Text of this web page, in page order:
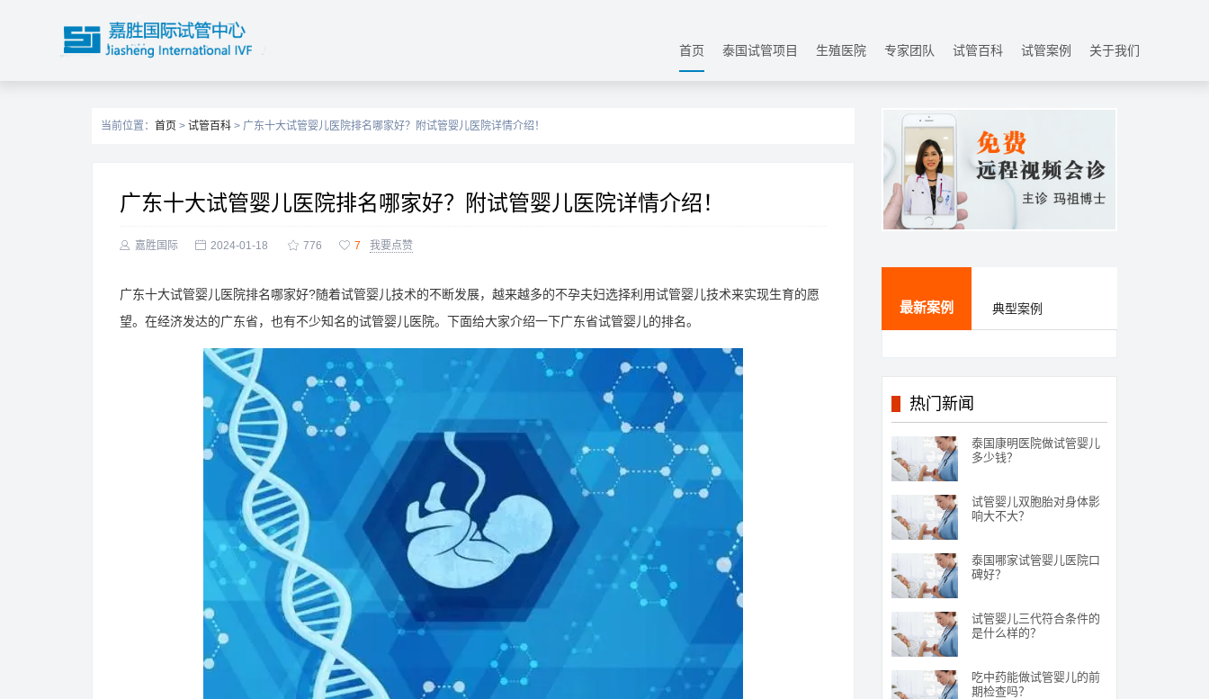
首页 泰国试管项目 生殖医院 专家团队 试管百科 试管案例 关于我们
当前位置： 首页 > 试管百科 > 广东十大试管婴儿医院排名哪家好？附试管婴儿医院详情介绍！
广东十大试管婴儿医院排名哪家好？附试管婴儿医院详情介绍！
 嘉胜国际  2024-01-18  776  7 我要点赞
广东十大试管婴儿医院排名哪家好?随着试管婴儿技术的不断发展，越来越多的不孕夫妇选择利用试管婴儿技术来实现生育的愿
望。在经济发达的广东省，也有不少知名的试管婴儿医院。下面给大家介绍一下广东省试管婴儿的排名。
最新案例 典型案例
热门新闻
泰国康明医院做试管婴儿
多少钱？
试管婴儿双胞胎对身体影
响大不大？
泰国哪家试管婴儿医院口
碑好？
试管婴儿三代符合条件的
是什么样的？
吃中药能做试管婴儿的前
期检查吗？